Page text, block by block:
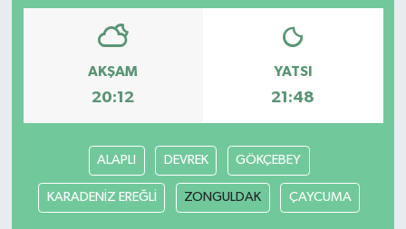
AKŞAM
20:12
YATSI
21:48
ALAPLI DEVREK GÖKÇEBEY
KARADENİZ EREĞLİ ZONGULDAK ÇAYCUMA